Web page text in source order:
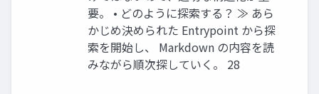
要。 • どのように探索する？ ≫ あら
かじめ決められた Entrypoint から探
索を開始し、 Markdown の内容を読
みながら順次探していく。 28